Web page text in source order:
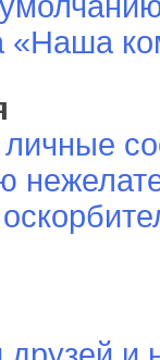
«Наша
личные